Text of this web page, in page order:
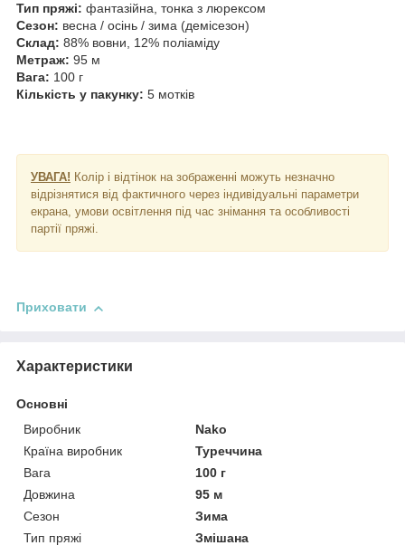
Тип пряжі: фантазійна, тонка з люрексом
Сезон: весна / осінь / зима (демісезон)
Склад: 88% вовни, 12% поліаміду
Метраж: 95 м
Вага: 100 г
Кількість у пакунку: 5 мотків
УВАГА! Колір і відтінок на зображенні можуть незначно
відрізнятися від фактичного через індивідуальні параметри
екрана, умови освітлення під час знімання та особливості
партії пряжі.
Приховати
Характеристики
Основні
Виробник
Nako
Країна виробник
Туреччина
Вага
100 г
Довжина
95 м
Сезон
Зима
Тип пряжі
Змішана